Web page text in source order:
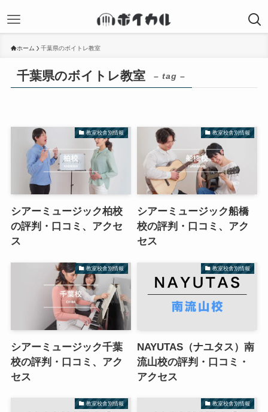
ホーム 千葉県のボイトレ教室
千葉県のボイトレ教室 – tag –
教室校舎別情報
シアーミュージック柏校
の評判・口コミ、アクセ
ス
教室校舎別情報
シアーミュージック船橋
校の評判・口コミ、アク
セス
教室校舎別情報
シアーミュージック千葉
校の評判・口コミ、アク
セス
教室校舎別情報
NAYUTAS（ナユタス）南
流山校の評判・口コミ・
アクセス
教室校舎別情報 教室校舎別情報